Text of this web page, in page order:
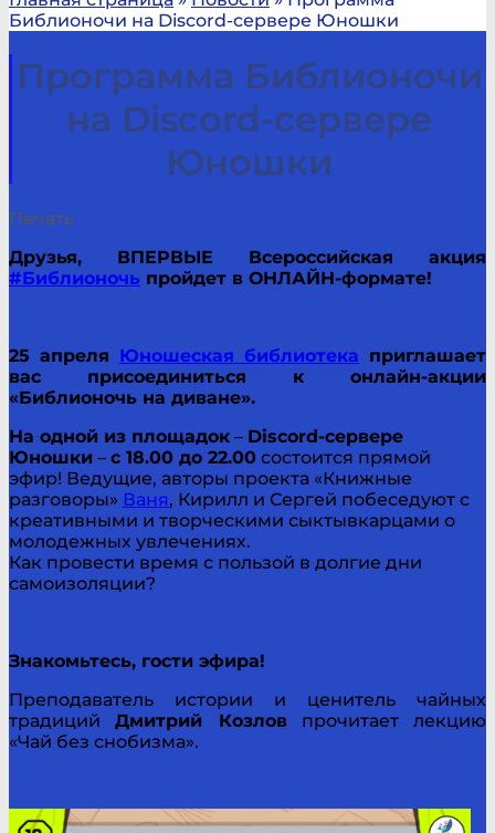
Библионочи на Discord-сервере Юношки
Программа Библионочи
на Discord-сервере
Юношки
Печать
Друзья, ВПЕРВЫЕ Всероссийская акция
#Библионочь пройдет в ОНЛАЙН-формате!
25 апреля Юношеская библиотека приглашает
вас присоединиться к онлайн-акции
«Библионочь на диване».
На одной из площадок – Discord-сервере
Юношки – с 18.00 до 22.00 состоится прямой
эфир! Ведущие, авторы проекта «Книжные
разговоры» Ваня, Кирилл и Сергей побеседуют с
креативными и творческими сыктывкарцами о
молодежных увлечениях.
Как провести время с пользой в долгие дни
самоизоляции?
Знакомьтесь, гости эфира!
Преподаватель истории и ценитель чайных
традицийДмитрий Козловпрочитает лекцию
«Чай без снобизма».